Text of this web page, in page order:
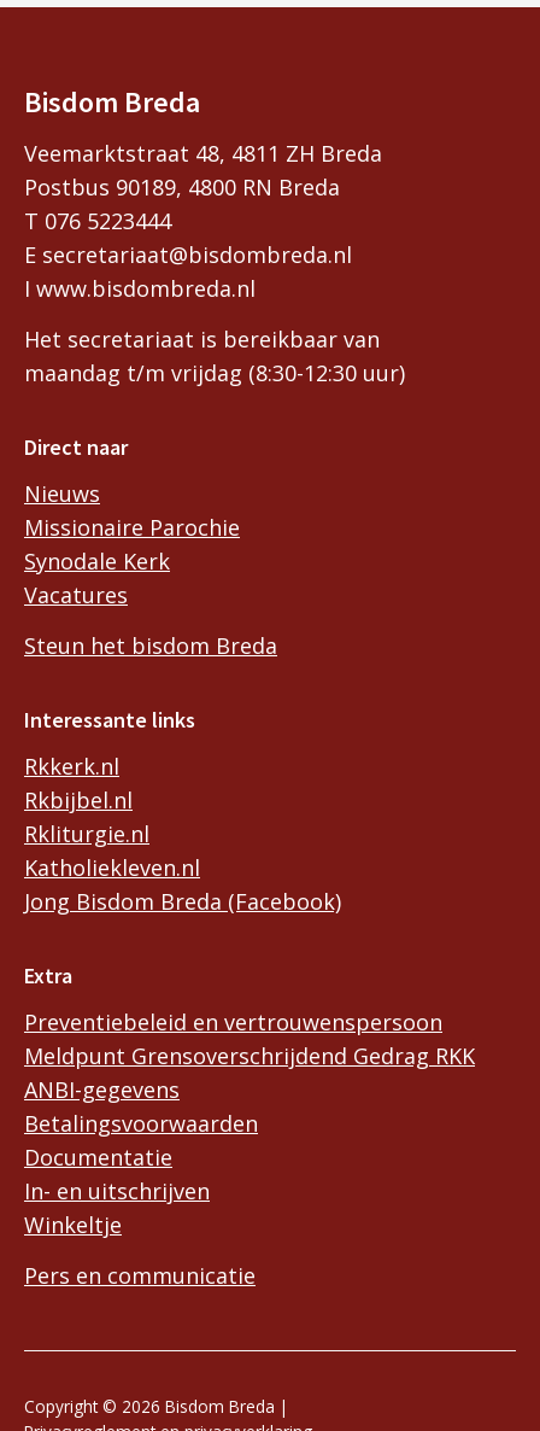
Bisdom Breda
Veemarktstraat 48, 4811 ZH Breda
Postbus 90189, 4800 RN Breda
T 076 5223444
E secretariaat@bisdombreda.nl
I www.bisdombreda.nl
Het secretariaat is bereikbaar van
maandag t/m vrijdag (8:30-12:30 uur)
Direct naar
Nieuws
Missionaire Parochie
Synodale Kerk
Vacatures
Steun het bisdom Breda
Interessante links
Rkkerk.nl
Rkbijbel.nl
Rkliturgie.nl
Katholiekleven.nl
Jong Bisdom Breda (Facebook)
Extra
Preventiebeleid en vertrouwenspersoon
Meldpunt Grensoverschrijdend Gedrag RKK
ANBI-gegevens
Betalingsvoorwaarden
Documentatie
In- en uitschrijven
Winkeltje
Pers en communicatie
Copyright © 2026 Bisdom Breda |